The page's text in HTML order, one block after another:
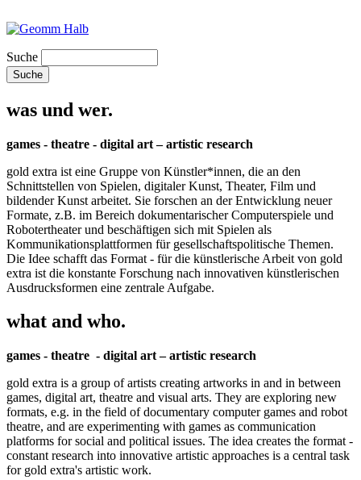
Suche
was und wer.
games - theatre - digital art – artistic research
gold extra ist eine Gruppe von Künstler*innen, die an den
Schnittstellen von Spielen, digitaler Kunst, Theater, Film und
bildender Kunst arbeitet. Sie forschen an der Entwicklung neuer
Formate, z.B. im Bereich dokumentarischer Computerspiele und
Robotertheater und beschäftigen sich mit Spielen als
Kommunikationsplattformen für gesellschaftspolitische Themen.
Die Idee schafft das Format - für die künstlerische Arbeit von gold
extra ist die konstante Forschung nach innovativen künstlerischen
Ausdrucksformen eine zentrale Aufgabe.
what and who.
games - theatre - digital art – artistic research
gold extra is a group of artists creating artworks in and in between
games, digital art, theatre and visual arts. They are exploring new
formats, e.g. in the field of documentary computer games and robot
theatre, and are experimenting with games as communication
platforms for social and political issues. The idea creates the format -
constant research into innovative artistic approaches is a central task
for gold extra's artistic work.